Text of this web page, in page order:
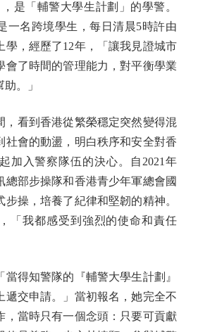
是「輔警大學生計劃」的學警。
一名跨境學生，每日清晨5時許由
學，經歷了12年，「讓我見證城市
會了時間的管理能力，對平衡學業
。」
看到香港從繁榮穩定突然變得混
社會的動盪，明白秩序和安全對香
加入警察隊伍的決心。自2021年
總部步操隊和香港青少年軍總會國
操，培養了紀律和堅韌的精神。
「我都感受到強烈的使命和責任
得知警隊的『輔警大學生計劃』
遞交申請。」當初報名，她完全不
，當時只有一個念頭：只要可貢獻